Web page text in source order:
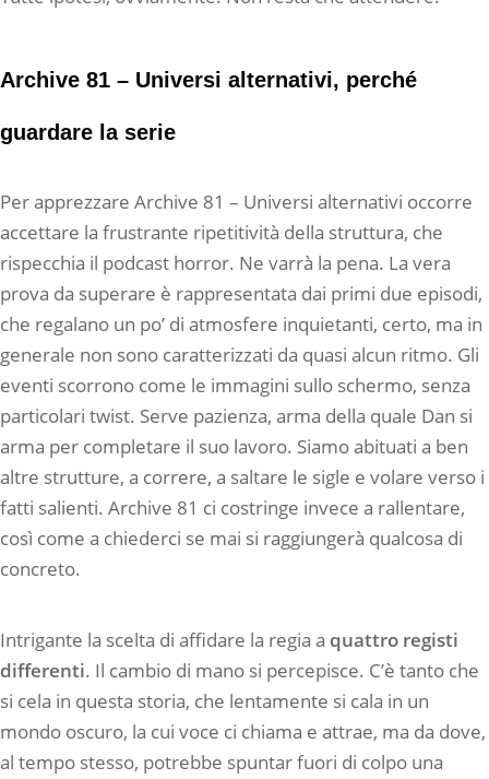
Archive 81 – Universi alternativi, perché
guardare la serie
Per apprezzare Archive 81 – Universi alternativi occorre
accettare la frustrante ripetitività della struttura, che
rispecchia il podcast horror. Ne varrà la pena. La vera
prova da superare è rappresentata dai primi due episodi,
che regalano un po’ di atmosfere inquietanti, certo, ma in
generale non sono caratterizzati da quasi alcun ritmo. Gli
eventi scorrono come le immagini sullo schermo, senza
particolari twist. Serve pazienza, arma della quale Dan si
arma per completare il suo lavoro. Siamo abituati a ben
altre strutture, a correre, a saltare le sigle e volare verso i
fatti salienti. Archive 81 ci costringe invece a rallentare,
così come a chiederci se mai si raggiungerà qualcosa di
concreto.
Intrigante la scelta di affidare la regia a quattro registi
differenti. Il cambio di mano si percepisce. C’è tanto che
si cela in questa storia, che lentamente si cala in un
mondo oscuro, la cui voce ci chiama e attrae, ma da dove,
al tempo stesso, potrebbe spuntar fuori di colpo una